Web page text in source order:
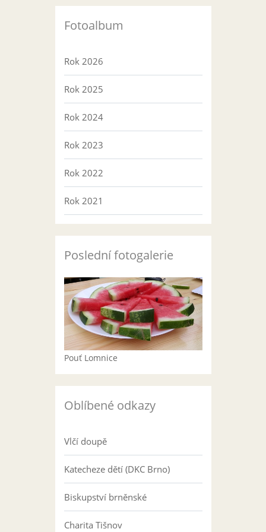
Fotoalbum
Rok 2026
Rok 2025
Rok 2024
Rok 2023
Rok 2022
Rok 2021
Poslední fotogalerie
Pouť Lomnice
Oblíbené odkazy
Vlčí doupě
Katecheze dětí (DKC Brno)
Biskupství brněnské
Charita Tišnov